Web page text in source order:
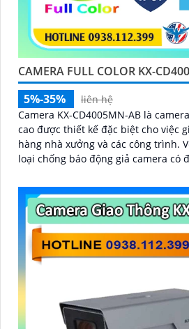
CAMERA FULL COLOR KX-
5%-35%
liên hệ
Camera KX-CD4005MN-AB là
cao được thiết kế đặc biệt cho việc
hàng nhà xưởng và các công trình. Với thiết kế thân kim
loại chống báo động giả camera có